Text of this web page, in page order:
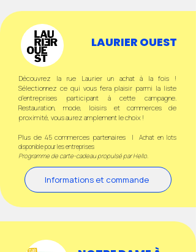
LAURIER OUEST
Découvrez la rue Laurier un achat à la fois !
Sélectionnez ce qui vous fera plaisir parmi la liste
d’entreprises participant à cette campagne.
Restauration, mode, loisirs et commerces de
proximité, vous aurez amplement le choix !
Plus de 45 commerces partenaires |Achat en lots
disponible pour les entreprises
Programme de carte-cadeau propulsé par Hello.
Informations et commande